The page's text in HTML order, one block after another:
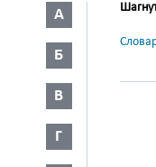
А
Б
В
Г